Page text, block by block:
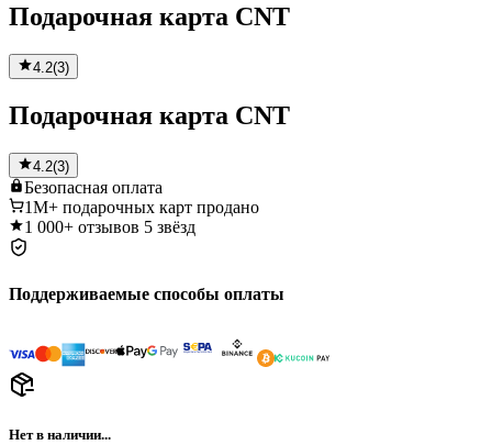
Подарочная карта CNT
4.2(3)
Подарочная карта CNT
4.2(3)
Безопасная оплата
1M+ подарочных карт продано
1 000+ отзывов 5 звёзд
Поддерживаемые способы оплаты
Нет в наличии...